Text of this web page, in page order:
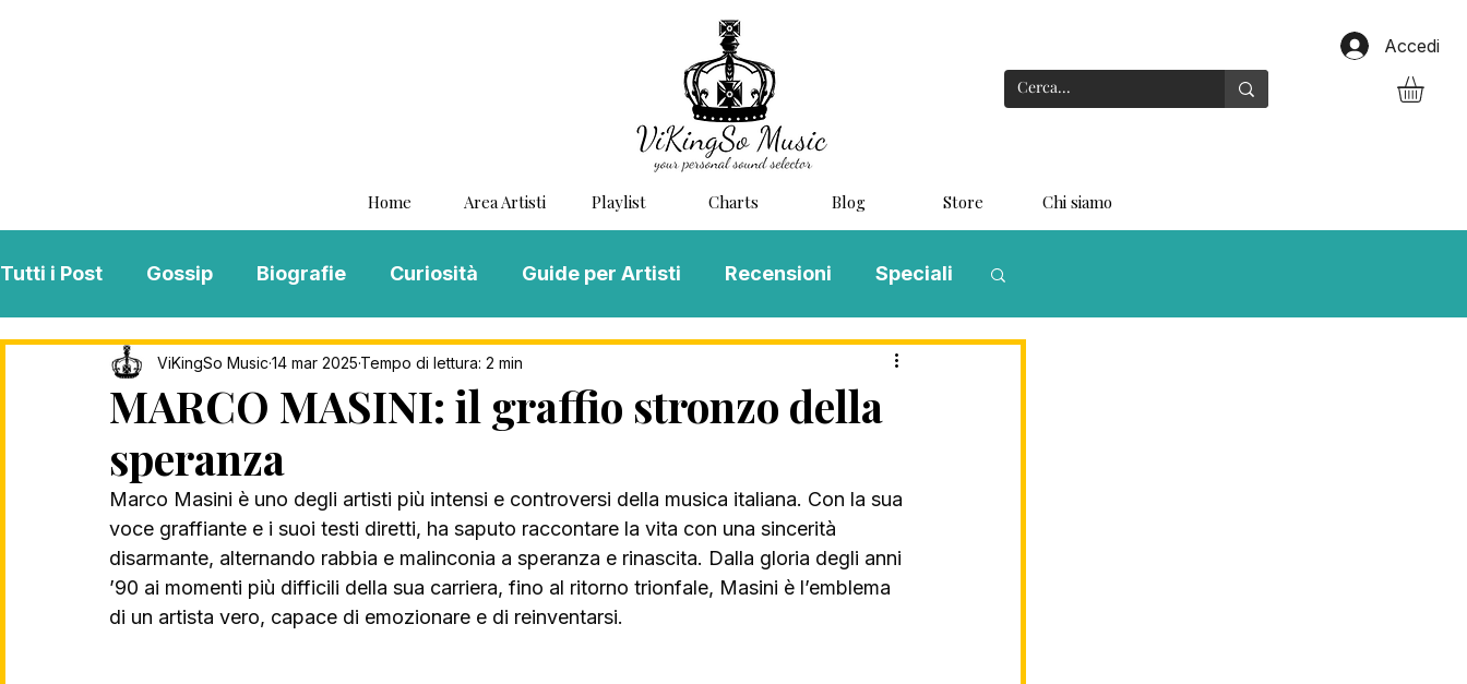
Accedi
Home Area Artisti Playlist Charts Blog Store Chi siamo
Tutti i Post Gossip Biografie Curiosità Guide per Artisti Recensioni Speciali
Interviste ViKingSo Music MENTAL BLOG MUSIC
Song Of The Week Charts
MARCO MASINI: il graffio stronzo della
speranza
ViKingSo Music 14 mar 2025 Tempo di lettura: 2 min
Marco Masini è uno degli artisti più intensi e controversi della musica italiana. Con la sua
voce graffiante e i suoi testi diretti, ha saputo raccontare la vita con una sincerità
disarmante, alternando rabbia e malinconia a speranza e rinascita. Dalla gloria degli anni
’90 ai momenti più difficili della sua carriera, fino al ritorno trionfale, Masini è l’emblema
di un artista vero, capace di emozionare e di reinventarsi.